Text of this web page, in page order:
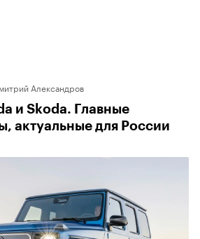
Александров
и Skoda. Главные
актуальные для России